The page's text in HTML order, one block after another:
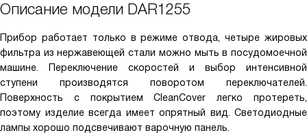
Описание модели DAR1255
Прибор работает только в режиме отвода, четыре жировых
фильтра из нержавеющей стали можно мыть в посудомоечной
машине. Переключение скоростей и выбор интенсивной
ступени производятся поворотом переключателей.
Поверхность с покрытием CleanCover легко протереть,
поэтому изделие всегда имеет опрятный вид. Светодиодные
лампы хорошо подсвечивают варочную панель.